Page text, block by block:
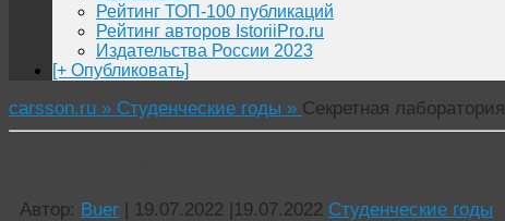
Рейтинг ТОП-100 публикаций
Рейтинг авторов IstoriiPro.ru
Издательства России 2023
[+ Опубликовать]
carsson.ru » Студенческие годы » Секретная лаборатория
Автор: Buer | 19.07.2022 |19.07.2022 Студенческие годы